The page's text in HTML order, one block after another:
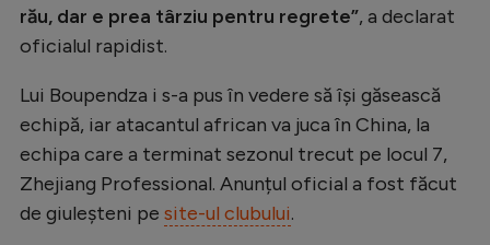
Natație
Formula 1
Gimnastică
Auto
rău, dar e prea târziu pentru regrete”, a declarat
oficialul rapidist.
Lui Boupendza i s-a pus în vedere să își găsească
echipă, iar atacantul african va juca în China, la
echipa care a terminat sezonul trecut pe locul 7,
Zhejiang Professional. Anunțul oficial a fost făcut
de giuleșteni pe site-ul clubului.